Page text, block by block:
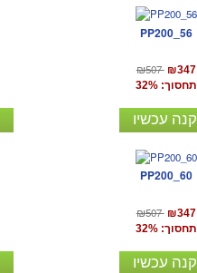
PP200_56
₪507 ₪347
תחסוך: 32%
קנה עכשיו
PP200_60
₪507 ₪347
תחסוך: 32%
קנה עכשיו